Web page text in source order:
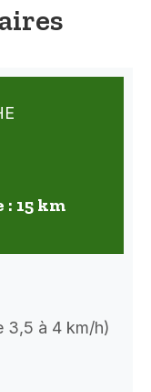
: 15 km
3,5 à 4 km/h)